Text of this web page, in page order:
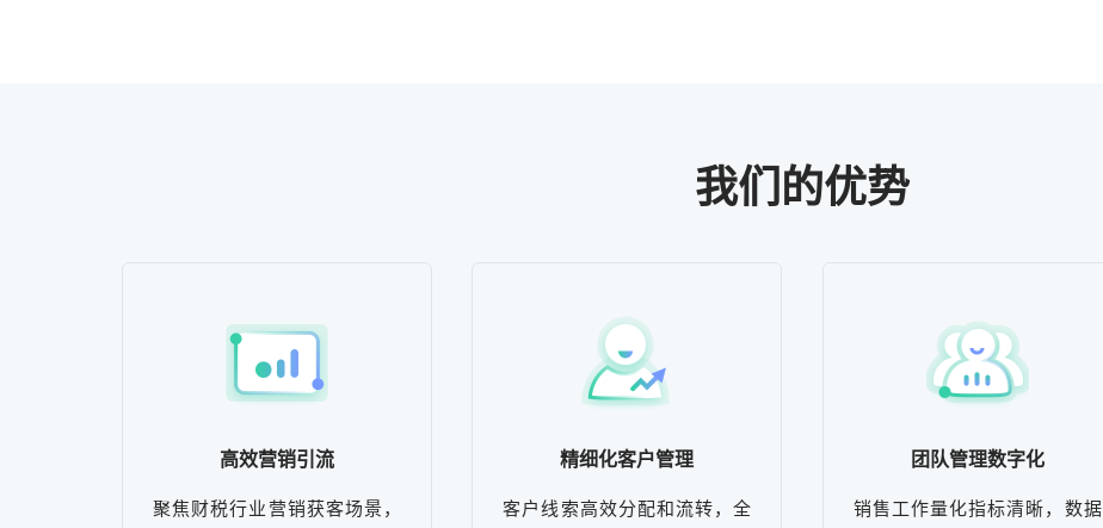
我们的优势
高效营销引流
聚焦财税行业营销获客场景，
精细化客户管理
客户线索高效分配和流转，全
团队管理数字化
销售工作量化指标清晰，数据